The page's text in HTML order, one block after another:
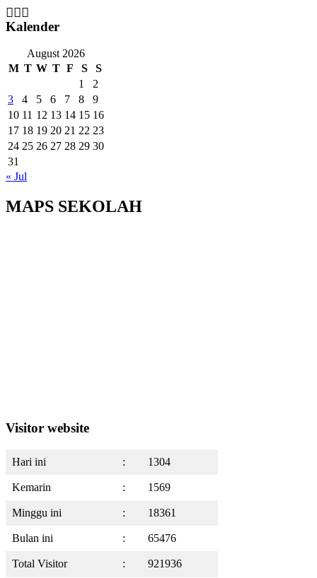
Kalender
August 2026
M T W T F S
S
1
2
3
4 5 6 7 8
9
10 11 12 13 14 15 16
17 18 19 20 21 22 23
24 25 26 27 28 29 30
31
« Jul
MAPS SEKOLAH
Visitor website
Hari ini : 1304
Kemarin : 1569
Minggu ini : 18361
Bulan ini : 65476
Total Visitor : 921936